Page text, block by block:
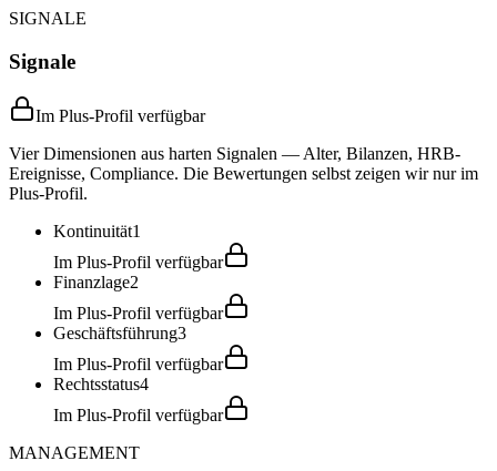
SIGNALE
Signale
Im Plus-Profil verfügbar
Vier Dimensionen aus harten Signalen — Alter, Bilanzen, HRB-
Ereignisse, Compliance. Die Bewertungen selbst zeigen wir nur im
Plus-Profil.
Kontinuität1
Im Plus-Profil verfügbar
Finanzlage2
Im Plus-Profil verfügbar
Geschäftsführung3
Im Plus-Profil verfügbar
Rechtsstatus4
Im Plus-Profil verfügbar
MANAGEMENT